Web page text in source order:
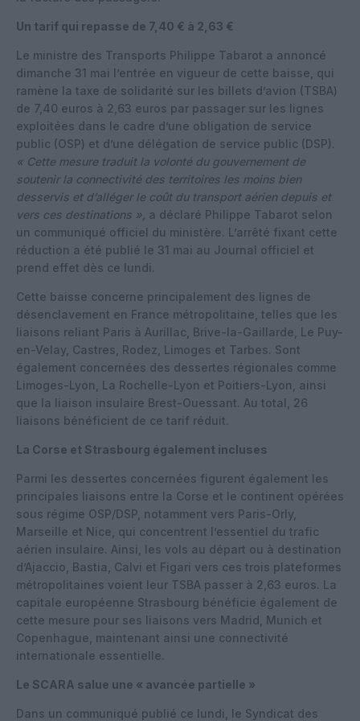
Un tarif qui repasse de 7,40 € à 2,63 €
Le ministre des Transports Philippe Tabarot a annoncé
dimanche 31 mai l’entrée en vigueur de cette baisse, qui
ramène la taxe de solidarité sur les billets d’avion (TSBA)
de 7,40 euros à 2,63 euros par passager sur les lignes
exploitées dans le cadre d’une obligation de service
public (OSP) et d’une délégation de service public (DSP).
« Cette mesure traduit la volonté du gouvernement de
soutenir la connectivité des territoires les moins bien
desservis et d’alléger le coût du transport aérien depuis et
vers ces destinations », a déclaré Philippe Tabarot selon
un communiqué officiel du ministère. L’arrêté fixant cette
réduction a été publié le 31 mai au Journal officiel et
prend effet dès ce lundi.
Cette baisse concerne principalement des lignes de
désenclavement en France métropolitaine, telles que les
liaisons reliant Paris à Aurillac, Brive-la-Gaillarde, Le Puy-
en-Velay, Castres, Rodez, Limoges et Tarbes. Sont
également concernées des dessertes régionales comme
Limoges-Lyon, La Rochelle-Lyon et Poitiers-Lyon, ainsi
que la liaison insulaire Brest-Ouessant. Au total, 26
liaisons bénéficient de ce tarif réduit.
La Corse et Strasbourg également incluses
Parmi les dessertes concernées figurent également les
principales liaisons entre la Corse et le continent opérées
sous régime OSP/DSP, notamment vers Paris-Orly,
Marseille et Nice, qui concentrent l’essentiel du trafic
aérien insulaire. Ainsi, les vols au départ ou à destination
d’Ajaccio, Bastia, Calvi et Figari vers ces trois plateformes
métropolitaines voient leur TSBA passer à 2,63 euros. La
capitale européenne Strasbourg bénéficie également de
cette mesure pour ses liaisons vers Madrid, Munich et
Copenhague, maintenant ainsi une connectivité
internationale essentielle.
Le SCARA salue une « avancée partielle »
Dans un communiqué publié ce lundi, le Syndicat des